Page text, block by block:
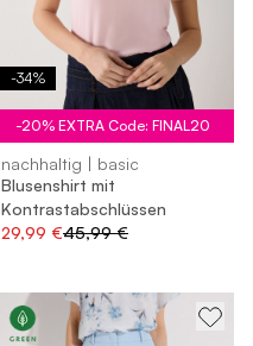
-34%
-20% EXTRA Code: FINAL20
nachhaltig | basic
Blusenshirt mit
Kontrastabschlüssen
29,99 €45,99 €